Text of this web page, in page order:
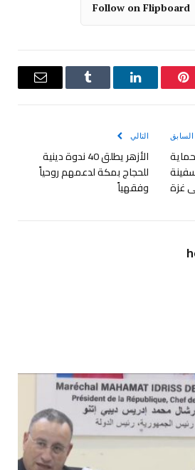
Follow on Flipboard
بينتيريستلينكدإن Tumblr
البريد
السابق
غزة
التالي
الأزهر يطلق 40 ندوة دينية
للحجاج بمكة لدعمهم روحياً
وفقهياً